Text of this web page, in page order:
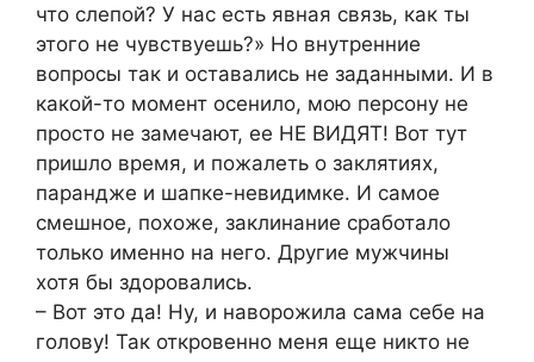
что слепой? У нас есть явная связь, как ты
этого не чувствуешь?» Но внутренние
вопросы так и оставались не заданными. И в
какой-то момент осенило, мою персону не
просто не замечают, ее НЕ ВИДЯТ! Вот тут
пришло время, и пожалеть о заклятиях,
парандже и шапке-невидимке. И самое
смешное, похоже, заклинание сработало
только именно на него. Другие мужчины
хотя бы здоровались.
– Вот это да! Ну, и наворожила сама себе на
голову! Так откровенно меня еще никто не